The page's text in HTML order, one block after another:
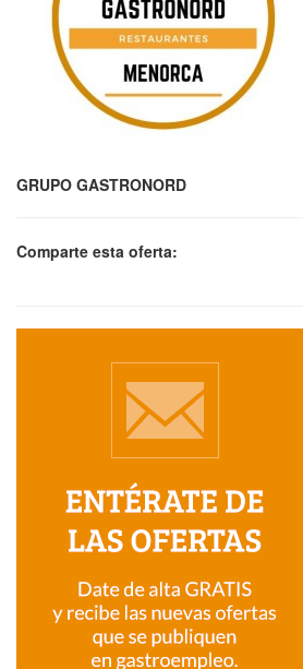
GRUPO GASTRONORD
Comparte esta oferta: